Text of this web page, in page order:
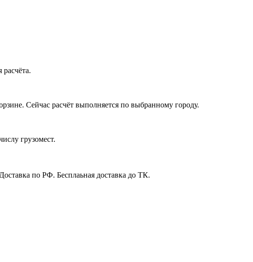
расчёта.
Сейчас расчёт выполняется по выбранному городу.
грузомест.
по РФ. Бесплаьная доставка до ТК.